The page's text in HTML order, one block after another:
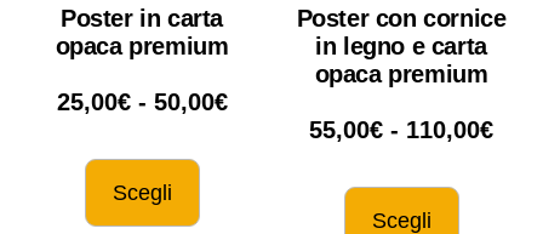
Poster in carta
opaca premium
25,00€ - 50,00€
Scegli
Poster con cornice
in legno e carta
opaca premium
55,00€ - 110,00€
Scegli